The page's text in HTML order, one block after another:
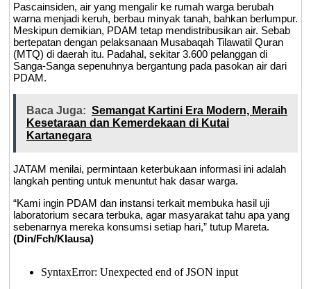
Pascainsiden, air yang mengalir ke rumah warga berubah
warna menjadi keruh, berbau minyak tanah, bahkan berlumpur.
Meskipun demikian, PDAM tetap mendistribusikan air. Sebab
bertepatan dengan pelaksanaan Musabaqah Tilawatil Quran
(MTQ) di daerah itu. Padahal, sekitar 3.600 pelanggan di
Sanga-Sanga sepenuhnya bergantung pada pasokan air dari
PDAM.
Baca Juga: Semangat Kartini Era Modern, Meraih
Kesetaraan dan Kemerdekaan di Kutai
Kartanegara
JATAM menilai, permintaan keterbukaan informasi ini adalah
langkah penting untuk menuntut hak dasar warga.
“Kami ingin PDAM dan instansi terkait membuka hasil uji
laboratorium secara terbuka, agar masyarakat tahu apa yang
sebenarnya mereka konsumsi setiap hari,” tutup Mareta.
(Din/Fch/Klausa)
SyntaxError: Unexpected end of JSON input